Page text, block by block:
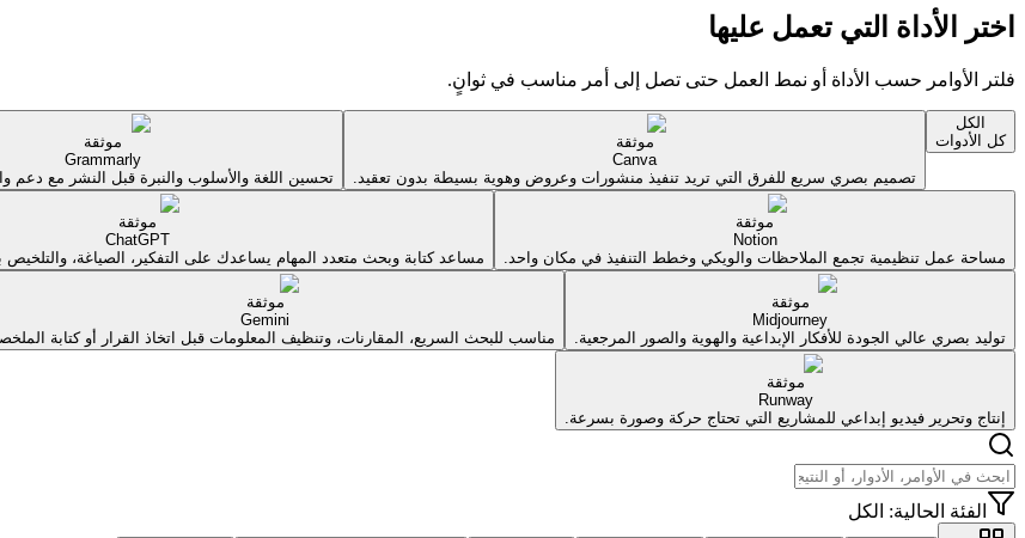
اختر الأداة التي تعمل عليها
فلتر الأوامر حسب الأداة أو نمط العمل حتى تصل إلى أمر مناسب في ثوانٍ.
الكل
كل الأدوات
موثقة
Canva
تصميم بصري سريع للفرق التي تريد تنفيذ منشورات وعروض وهوية بسيطة بدون تعقيد.
موثقة
Grammarly
تحسين اللغة والأسلوب والنبرة قبل النشر مع دعم
موثقة
Notion
مساحة عمل تنظيمية تجمع الملاحظات والويكي وخطط التنفيذ في مكان واحد.
موثقة
ChatGPT
مساعد كتابة وبحث متعدد المهام يساعدك على التفكير، الصياغة،
موثقة
Midjourney
توليد بصري عالي الجودة للأفكار الإبداعية والهوية والصور المرجعية.
موثقة
Gemini
مناسب للبحث السريع، المقارنات، وتنظيف المعلومات قبل اتخاذ القرار أو كتابة
موثقة
Runway
إنتاج وتحرير فيديو إبداعي للمشاريع التي تحتاج حركة وصورة بسرعة.
الفئة الحالية: الكل